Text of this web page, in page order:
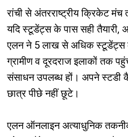
रांची से अंतरराष्ट्रीय क्रिकेट
यदि स्टूडेंट्स के पास सही तैयारी,
एलन ने 5 लाख से अधिक स्टूडेंट्स के
ग्रामीण व दूरदराज इलाकों तक
संसाधन उपलब्ध हों। अपने स्टडी
छात्र पीछे नहीं छूटे।
एलन ऑनलाइन अत्याधुनिक